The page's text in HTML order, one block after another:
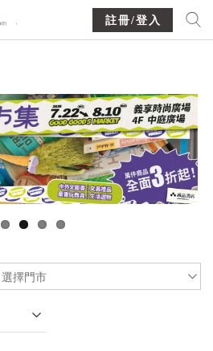
註冊/登入
選擇門市